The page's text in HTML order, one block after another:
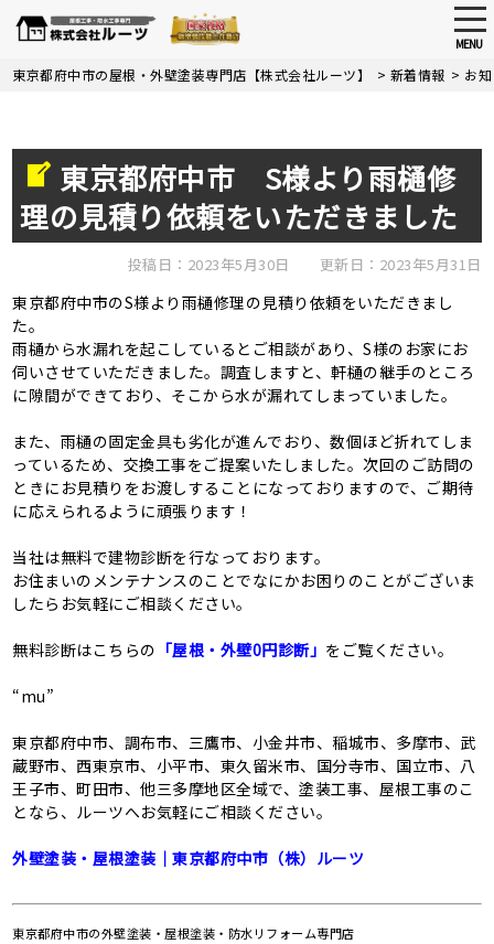
Skip
MENU
東京都府中市の屋根・外壁塗装専門店【株式会社ルーツ】 > 新着情報 > お
東京都府中市 S様より雨樋修
理の見積り依頼をいただきました
投稿日：2023年5月30日 更新日：2023年5月31日
東京都府中市のS様より雨樋修理の見積り依頼をいただきまし
た。
雨樋から水漏れを起こしているとご相談があり、S様のお家にお
伺いさせていただきました。調査しますと、軒樋の継手のところ
に隙間ができており、そこから水が漏れてしまっていました。
また、雨樋の固定金具も劣化が進んでおり、数個ほど折れてしま
っているため、交換工事をご提案いたしました。次回のご訪問の
ときにお見積りをお渡しすることになっておりますので、ご期待
に応えられるように頑張ります！
当社は無料で建物診断を行なっております。
お住まいのメンテナンスのことでなにかお困りのことがございま
したらお気軽にご相談ください。
無料診断はこちらの 「屋根・外壁0円診断」 をご覧ください。
“mu”
東京都府中市、調布市、三鷹市、小金井市、稲城市、多摩市、武
蔵野市、西東京市、小平市、東久留米市、国分寺市、国立市、八
王子市、町田市、他三多摩地区全域で、塗装工事、屋根工事のこ
となら、ルーツへお気軽にご相談ください。
外壁塗装・屋根塗装｜東京都府中市（株）ルーツ
東京都府中市の外壁塗装・屋根塗装・防水リフォーム専門店